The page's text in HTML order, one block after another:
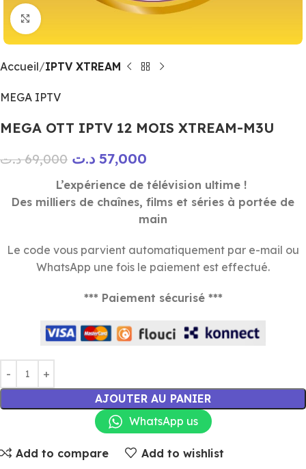
Click to enlarge
Accueil IPTV XTREAM
MEGA IPTV
MEGA OTT IPTV 12 MOIS XTREAM-M3U
69,000 د.ت 57,000 د.ت
L’expérience de télévision ultime !
Des milliers de chaînes, films et séries à portée de
main
Le code vous parvient automatiquement par e-mail ou
WhatsApp une fois le paiement est effectué.
*** Paiement sécurisé ***
AJOUTER AU PANIER
WhatsApp us
Add to compare Add to wishlist